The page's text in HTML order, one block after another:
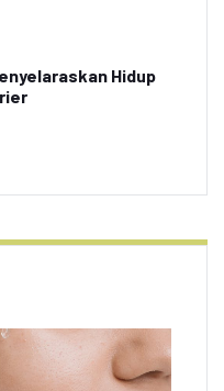
Hidup